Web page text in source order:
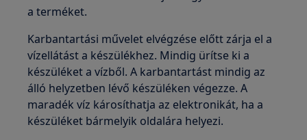
a terméket.
Karbantartási művelet elvégzése előtt zárja el a
vízellátást a készülékhez. Mindig ürítse ki a
készüléket a vízből. A karbantartást mindig az
álló helyzetben lévő készüléken végezze. A
maradék víz károsíthatja az elektronikát, ha a
készüléket bármelyik oldalára helyezi.